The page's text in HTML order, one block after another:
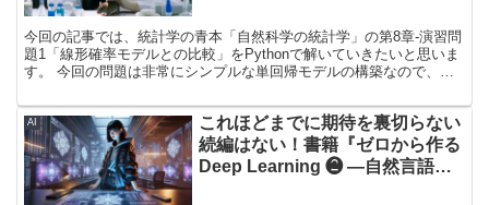
今回の記事では、統計学の青本「自然科学の統計学」の第8章-演習問
題1「線形確率モデルとの比較」をPythonで解いていきたいと思いま
す。 今回の問題は非常にシンプルな単回帰モデルの構築なので、か
AI
これほどまでに期待を裏切らない
続編はない！書籍『ゼロから作る
Deep Learning ❷ ―自然言語処